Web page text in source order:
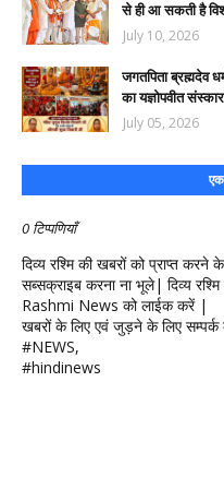
से ही आ सकती है
July 10, 2026
जगतपिता ब्रह्मदेव
का यज्ञोपवीत
July 05, 2026
0 टिप्पणियाँ
दिव्य रश्मि की खबरों को प्राप्त करने
सब्सक्राइब करना ना भूले| दिव्य
Rashmi News को लाईक करें |
खबरों के लिए एवं जुड़ने के लिए
#NEWS,
#hindinews